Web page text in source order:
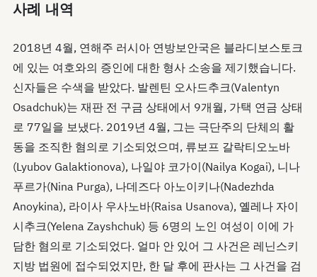
사례 내역
2018년 4월, 연해주 러시아 연방보안국은 블라디보스토크
에 있는 여호와의 증인에 대한 형사 소송을 제기했습니다.
신자들은 수색을 받았다. 발렌틴 오사드추크(Valentyn
Osadchuk)는 재판 전 구금 상태에서 9개월, 가택 연금 상태
로 77일을 보냈다. 2019년 4월, 그는 극단주의 단체의 활
동을 조직한 혐의로 기소되었으며, 류보프 갈락티오노바
(Lyubov Galaktionova), 나일야 코가이(Nailya Kogai), 니나
푸르가(Nina Purga), 나데즈다 아노이키나(Nadezhda
Anoykina), 라이사 우사노바(Raisa Usanova), 옐레나 자이
시추크(Yelena Zayshchuk) 등 6명의 노인 여성이 이에 가
담한 혐의로 기소되었다. 얼마 안 있어 그 사건은 레닌스키
지방 법원에 접수되었지만, 한 달 후에 판사는 그 사건을 검